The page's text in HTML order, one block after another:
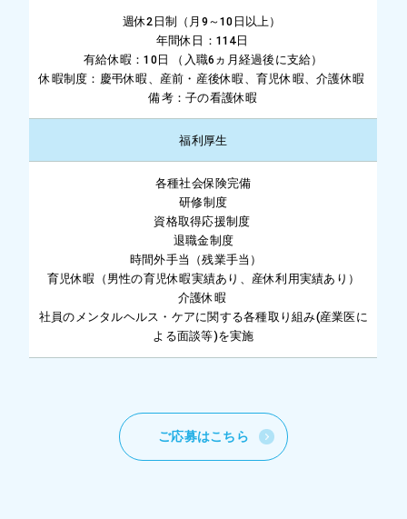
週休2日制（月9～10日以上）
年間休日：114日
有給休暇：10日 （入職6ヵ月経過後に支給）
休暇制度：慶弔休暇、産前・産後休暇、育児休暇、介護休暇
備考：子の看護休暇
福利厚生
各種社会保険完備
研修制度
資格取得応援制度
退職金制度
時間外手当（残業手当）
育児休暇（男性の育児休暇実績あり、産休利用実績あり）
介護休暇
社員のメンタルヘルス・ケアに関する各種取り組み(産業医に
よる面談等)を実施
ご応募はこちら